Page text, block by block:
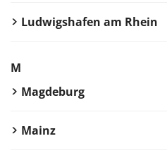
Ludwigshafen am Rhein
M
Magdeburg
Mainz